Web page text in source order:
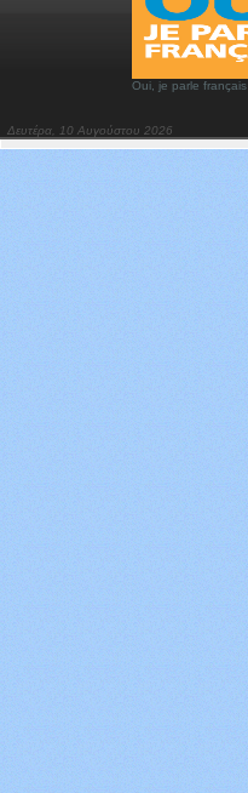
Oui, je parle français
Δευτέρα, 10 Αυγούστου 2026